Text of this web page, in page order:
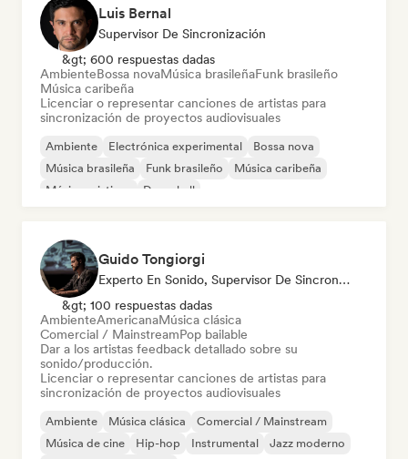
Luis Bernal
Supervisor De Sincronización
&gt; 600 respuestas dadas
AmbienteBossa novaMúsica brasileñaFunk brasileño
Música caribeña
Licenciar o representar canciones de artistas para
sincronización de proyectos audiovisuales
Ambiente Electrónica experimental
Bossa nova
Música brasileña
Funk brasileño
Música caribeña
Música cristiana
Dancehall
Guido Tongiorgi
Experto En Sonido, Supervisor De Sincronización
&gt; 100 respuestas dadas
AmbienteAmericanaMúsica clásica
Comercial / MainstreamPop bailable
Dar a los artistas feedback detallado sobre su
sonido/producción.
Licenciar o representar canciones de artistas para
sincronización de proyectos audiovisuales
Ambiente Música clásica
Comercial / Mainstream
Música de cine
Hip-hop Instrumental
Jazz moderno